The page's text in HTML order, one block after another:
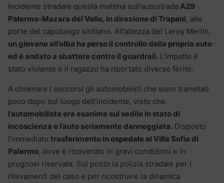
Incidente stradale questa mattina sull’autostrada A29
Palermo-Mazara del Vallo, in direzione di Trapani, alle
porte del capoluogo siciliano. All’altezza del Leroy Merlin,
un giovane all’alba ha perso il controllo della propria auto
ed è andato a sbattere contro il guardrail. L’impatto è
stato violento e il ragazzo ha riportato diverse ferite.
A chiamare i soccorsi gli automobilisti che sono transitati
poco dopo sul luogo dell’incidente, visto che
l’automobilista era esanime sul sedile in stato di
incoscienza e l’auto seriamente danneggiata. Disposto
l’immediato trasferimento in ospedale al Villa Sofia di
Palermo, dove è ricoverato in gravi condizioni e in
prognosi riservata. Sul posto la polizia stradale per i
rilevamenti del caso e per ricostruire la dinamica